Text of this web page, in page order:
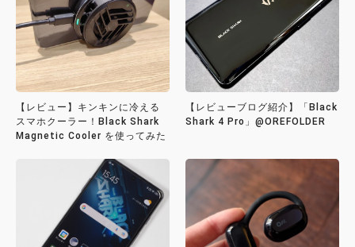
【レビュー】キンキンに冷える
スマホクーラー！Black Shark
Magnetic Cooler を使ってみた
【レビューブログ紹介】「Black
Shark 4 Pro」@OREFOLDER